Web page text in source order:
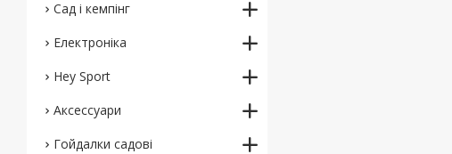
Сад і кемпінг
Електроніка
Hey Sport
Аксессуари
Гойдалки садові